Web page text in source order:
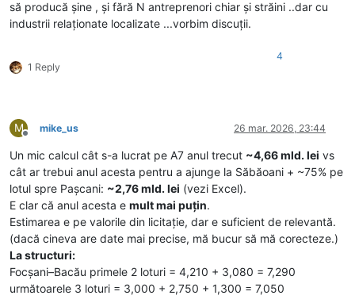
să producă șine , și fără N antreprenori chiar și străini ..dar cu
industrii relaționate localizate ...vorbim discuții.
1 Reply
4
M
Deconectat
mike_us 26 mar. 2026, 23:44
Un mic calcul cât s-a lucrat pe A7 anul trecut ~4,66 mld. lei vs
cât ar trebui anul acesta pentru a ajunge la Săbăoani + ~75% pe
lotul spre Pașcani: ~2,76 mld. lei (vezi Excel).
E clar că anul acesta e mult mai puțin.
Estimarea e pe valorile din licitație, dar e suficient de relevantă.
(dacă cineva are date mai precise, mă bucur să mă corecteze.)
La structuri:
Focșani–Bacău primele 2 loturi = 4,210 + 3,080 = 7,290
următoarele 3 loturi = 3,000 + 2,750 + 1,300 = 7,050